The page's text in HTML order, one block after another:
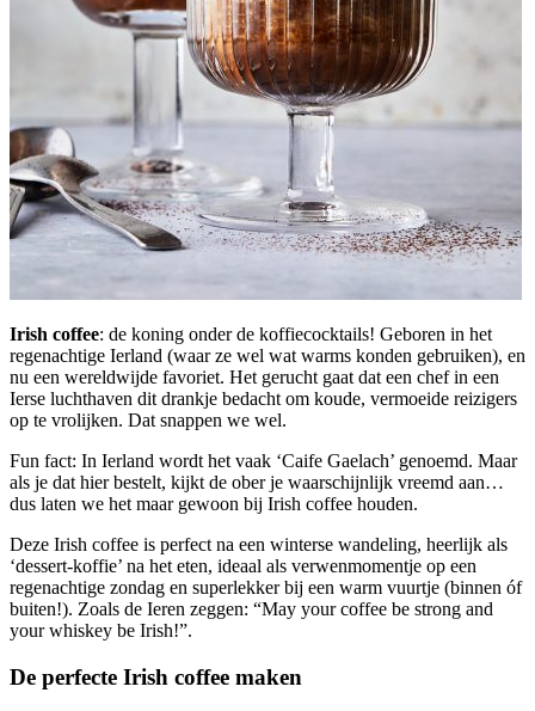
Irish coffee: de koning onder de koffiecocktails! Geboren in het
regenachtige Ierland (waar ze wel wat warms konden gebruiken), en
nu een wereldwijde favoriet. Het gerucht gaat dat een chef in een
Ierse luchthaven dit drankje bedacht om koude, vermoeide reizigers
op te vrolijken. Dat snappen we wel.
Fun fact: In Ierland wordt het vaak ‘Caife Gaelach’ genoemd. Maar
als je dat hier bestelt, kijkt de ober je waarschijnlijk vreemd aan…
dus laten we het maar gewoon bij Irish coffee houden.
Deze Irish coffee is perfect na een winterse wandeling, heerlijk als
‘dessert-koffie’ na het eten, ideaal als verwenmomentje op een
regenachtige zondag en superlekker bij een warm vuurtje (binnen óf
buiten!). Zoals de Ieren zeggen: “May your coffee be strong and
your whiskey be Irish!”.
De perfecte Irish coffee maken